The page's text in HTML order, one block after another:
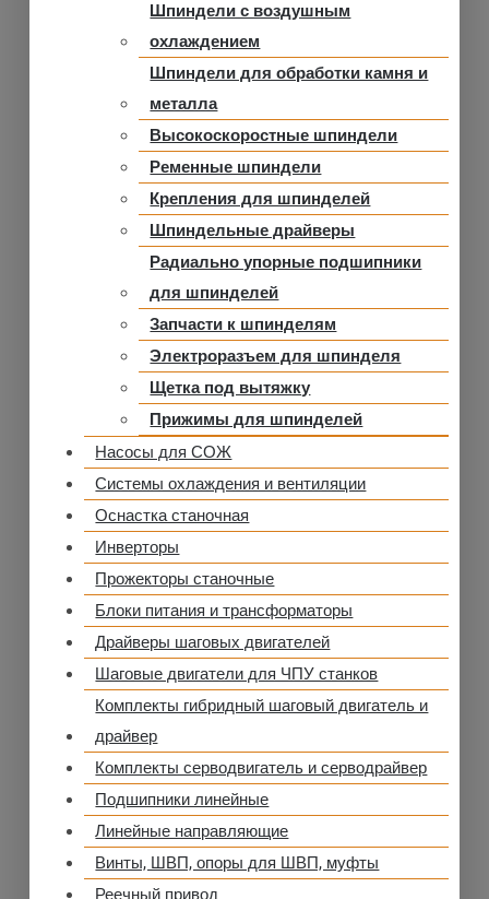
Шпиндели с воздушным
охлаждением
Шпиндели для обработки камня и
металла
Высокоскоростные шпиндели
Ременные шпиндели
Крепления для шпинделей
Шпиндельные драйверы
Радиально упорные подшипники
для шпинделей
Запчасти к шпинделям
Электроразъем для шпинделя
Щетка под вытяжку
Прижимы для шпинделей
Насосы для СОЖ
Системы охлаждения и вентиляции
Оснастка станочная
Инверторы
Прожекторы станочные
Блоки питания и трансформаторы
Драйверы шаговых двигателей
Шаговые двигатели для ЧПУ станков
Комплекты гибридный шаговый двигатель и
драйвер
Комплекты серводвигатель и серводрайвер
Подшипники линейные
Линейные направляющие
Винты, ШВП, опоры для ШВП, муфты